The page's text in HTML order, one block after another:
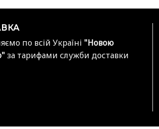
по всій Україні "Новою
за тарифами служби доставки